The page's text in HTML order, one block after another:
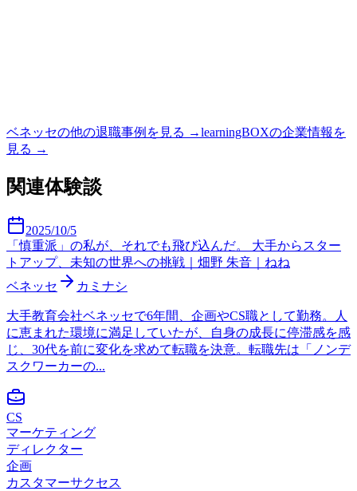
ベネッセの他の退職事例を見る →learningBOXの企業情報を
見る →
関連体験談
2025/10/5
「慎重派」の私が、それでも飛び込んだ。 大手からスター
トアップ、未知の世界への挑戦｜畑野 朱音｜ねね
ベネッセ
カミナシ
大手教育会社ベネッセで6年間、企画やCS職として勤務。人
に恵まれた環境に満足していたが、自身の成長に停滞感を感
じ、30代を前に変化を求めて転職を決意。転職先は「ノンデ
スクワーカーの...
CS
マーケティング
ディレクター
企画
カスタマーサクセス